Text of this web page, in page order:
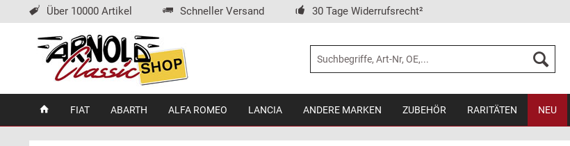
Über 10000 Artikel Schneller Versand 30 Tage Widerrufsrecht²
FIAT ABARTH ALFA ROMEO LANCIA ANDERE MARKEN ZUBEHÖR RARITÄTEN NEU